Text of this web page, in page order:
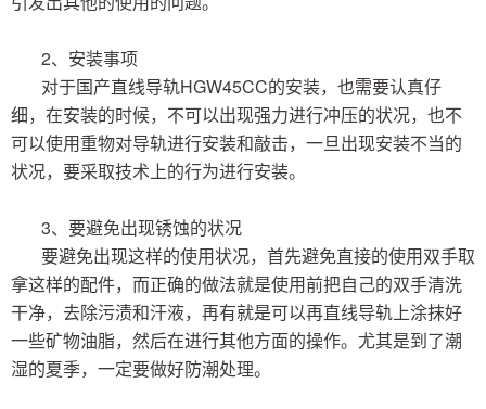
2、安装事项
对于国产直线导轨HGW45CC的安装，也需要认真仔
细，在安装的时候，不可以出现强力进行冲压的状况，也不
可以使用重物对导轨进行安装和敲击，一旦出现安装不当的
状况，要采取技术上的行为进行安装。
3、要避免出现锈蚀的状况
要避免出现这样的使用状况，首先避免直接的使用双手取
拿这样的配件，而正确的做法就是使用前把自己的双手清洗
干净，去除污渍和汗液，再有就是可以再直线导轨上涂抹好
一些矿物油脂，然后在进行其他方面的操作。尤其是到了潮
湿的夏季，一定要做好防潮处理。